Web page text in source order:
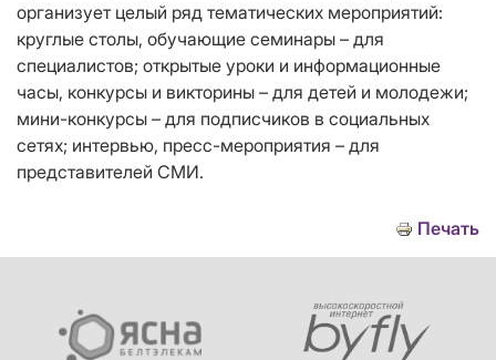
организует целый ряд тематических мероприятий:
круглые столы, обучающие семинары – для
специалистов; открытые уроки и информационные
часы, конкурсы и викторины – для детей и молодежи;
мини-конкурсы – для подписчиков в социальных
сетях; интервью, пресс-мероприятия – для
представителей СМИ.
Печать